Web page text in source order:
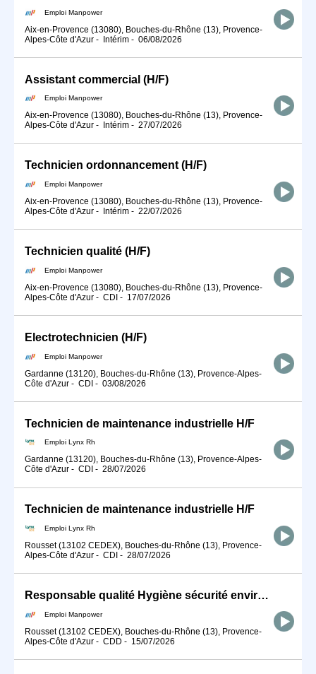
Emploi Manpower
Aix-en-Provence (13080), Bouches-du-Rhône (13), Provence-
Alpes-Côte d'Azur - Intérim - 06/08/2026
Assistant commercial (H/F)
Emploi Manpower
Aix-en-Provence (13080), Bouches-du-Rhône (13), Provence-
Alpes-Côte d'Azur - Intérim - 27/07/2026
Technicien ordonnancement (H/F)
Emploi Manpower
Aix-en-Provence (13080), Bouches-du-Rhône (13), Provence-
Alpes-Côte d'Azur - Intérim - 22/07/2026
Technicien qualité (H/F)
Emploi Manpower
Aix-en-Provence (13080), Bouches-du-Rhône (13), Provence-
Alpes-Côte d'Azur - CDI - 17/07/2026
Electrotechnicien (H/F)
Emploi Manpower
Gardanne (13120), Bouches-du-Rhône (13), Provence-Alpes-
Côte d'Azur - CDI - 03/08/2026
Technicien de maintenance industrielle H/F
Emploi Lynx Rh
Gardanne (13120), Bouches-du-Rhône (13), Provence-Alpes-
Côte d'Azur - CDI - 28/07/2026
Technicien de maintenance industrielle H/F
Emploi Lynx Rh
Rousset (13102 CEDEX), Bouches-du-Rhône (13), Provence-
Alpes-Côte d'Azur - CDI - 28/07/2026
Responsable qualité Hygiène sécurité environnement (H/F)
Emploi Manpower
Rousset (13102 CEDEX), Bouches-du-Rhône (13), Provence-
Alpes-Côte d'Azur - CDD - 15/07/2026